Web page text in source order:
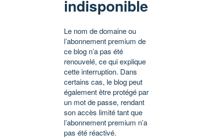
indisponible
Le nom de domaine ou
l’abonnement premium de
ce blog n’a pas été
renouvelé, ce qui explique
cette interruption. Dans
certains cas, le blog peut
également être protégé par
un mot de passe, rendant
son accès limité tant que
l’abonnement premium n’a
pas été réactivé.